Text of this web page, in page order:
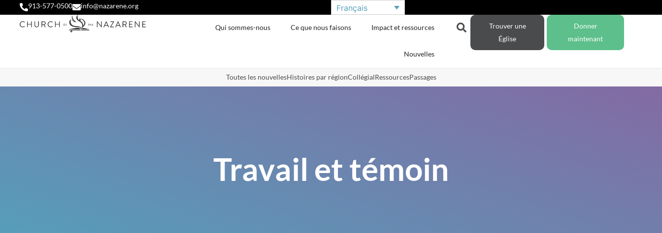
913-577-0500 info@nazarene.org Français
Qui sommes-nous Ce que nous faisons Impact et ressources
Nouvelles
Trouver une
Église
Donner
maintenant
Toutes les nouvellesHistoires par régionCollégialRessourcesPassages
Travail et témoin